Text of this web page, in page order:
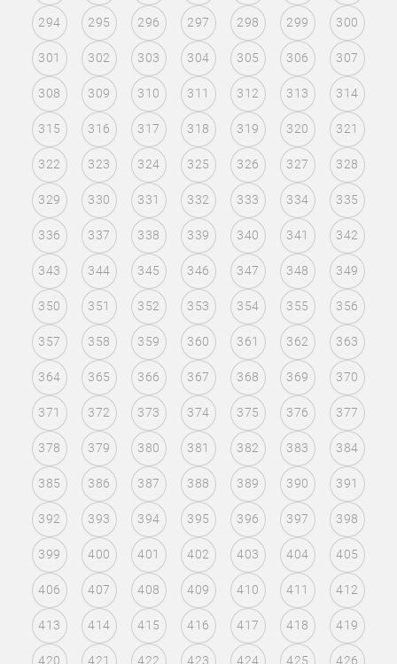
294 295 296 297 298 299 300
301 302 303 304 305 306 307
308 309 310 311 312 313 314
315 316 317 318 319 320 321
322 323 324 325 326 327 328
329 330 331 332 333 334 335
336 337 338 339 340 341 342
343 344 345 346 347 348 349
350 351 352 353 354 355 356
357 358 359 360 361 362 363
364 365 366 367 368 369 370
371 372 373 374 375 376 377
378 379 380 381 382 383 384
385 386 387 388 389 390 391
392 393 394 395 396 397 398
399 400 401 402 403 404 405
406 407 408 409 410 411 412
413 414 415 416 417 418 419
420 421 422 423 424 425 426